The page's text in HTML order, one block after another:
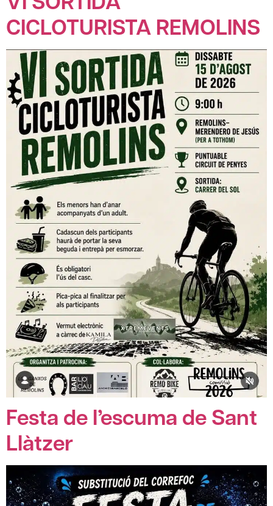
CICLOTURISTA REMOLINS
Festa de l’escuma de Sant
Llàtzer